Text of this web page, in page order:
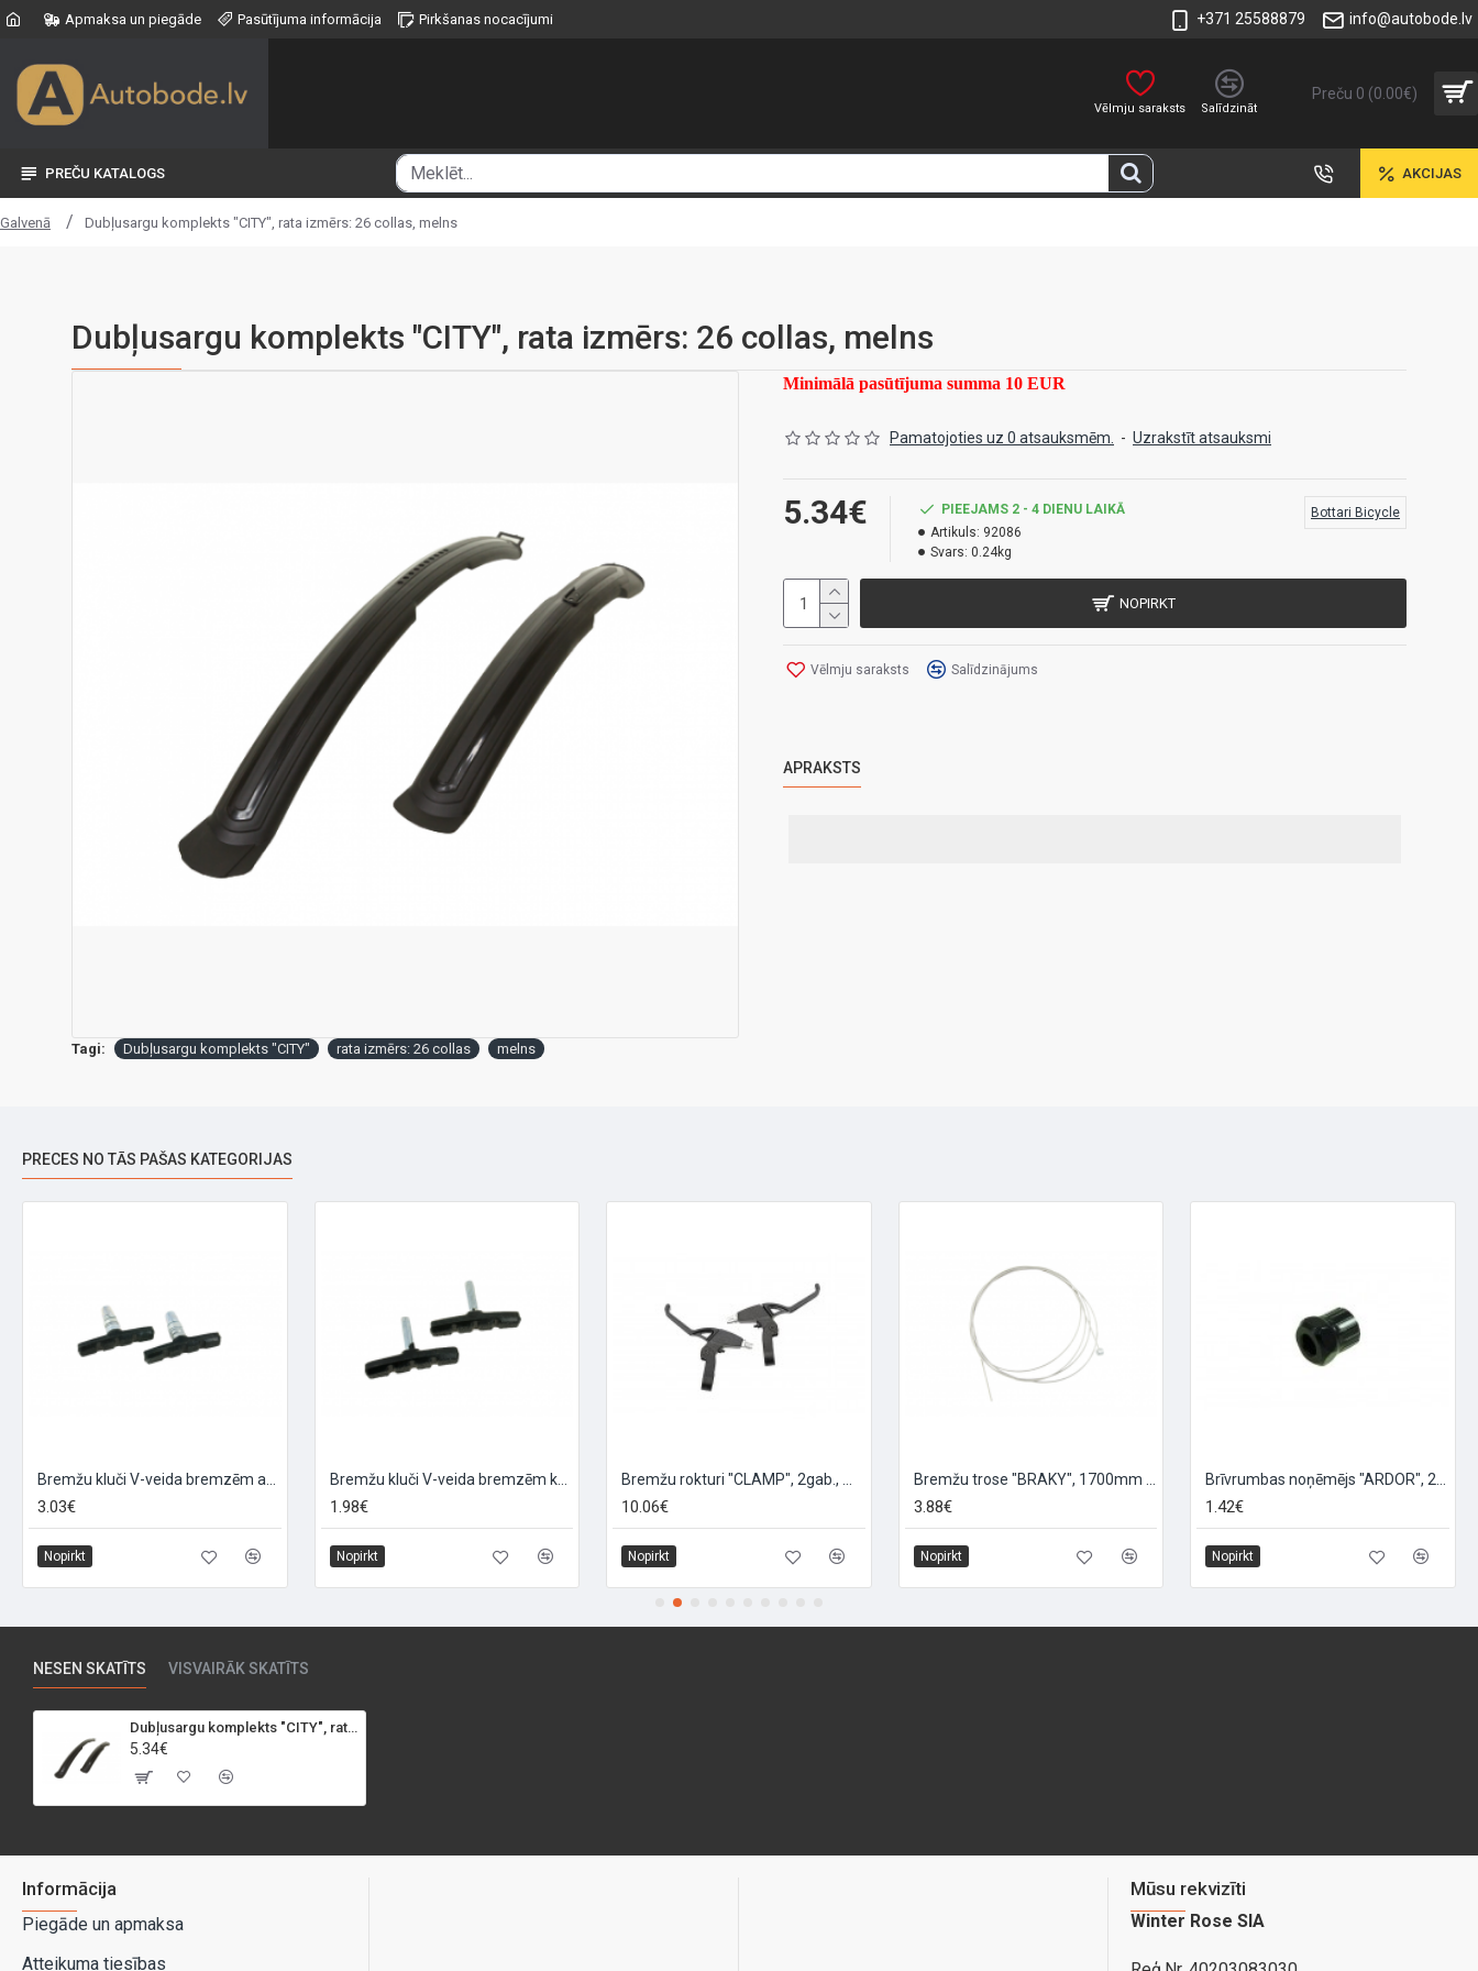
Apmaksa un piegāde Pasūtījuma informācija Pirkšanas nocacījumi +371 25588879 info@autobode.lv
Vēlmju saraksts Salīdzināt
Preču 0 (0.00€)
PREČU KATALOGS AKCIJAS
Galvenā Dubļusargu komplekts "CITY", rata izmērs: 26 collas, melns
Dubļusargu komplekts "CITY", rata izmērs: 26 collas, melns
Minimālā pasūtījuma summa 10 EUR
Pamatojoties uz 0 atsauksmēm. - Uzrakstīt atsauksmi
5.34€
PIEEJAMS 2 - 4 DIENU LAIKĀ
Artikuls: 92086
Svars: 0.24kg
Bottari Bicycle
NOPIRKT
Vēlmju saraksts Salīdzinājums
APRAKSTS
Tagi: Dubļusargu komplekts "CITY" rata izmērs: 26 collas melns
PRECES NO TĀS PAŠAS KATEGORIJAS
3.03€
Nopirkt
Bremžu kluči V-veida bremzēm kalnu velosipēdiem "MX-12", 2gab, 70mm
1.98€
Nopirkt
10.06€
Nopirkt
3.88€
Nopirkt
1.42€
Nopirkt
NESEN SKATĪTS VISVAIRĀK SKATĪTS
Dubļusargu komplekts "CITY", rata izmērs: 26 collas, melns
5.34€
Informācija
Piegāde un apmaksa
Atteikuma tiesības
Mūsu rekvizīti
Winter Rose SIA